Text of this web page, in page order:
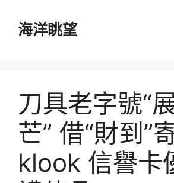
海洋眺望
刀具老字號“
芒” 借“財到”
klook 信譽卡